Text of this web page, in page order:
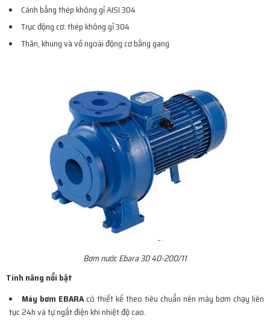
Cánh bằng thép không gỉ AISI 304
Trục động cơ: thép không gỉ 304
Thân, khung và vỏ ngoài động cơ bằng gang
Bơm nước Ebara 3D 40-200/11
Tính năng nổi bật
Máy bơm EBARAcó thiết kế theo tiêu chuẩn nên máy bơm chạy liên
tục 24h và tự ngắt điện khi nhiệt độ cao.